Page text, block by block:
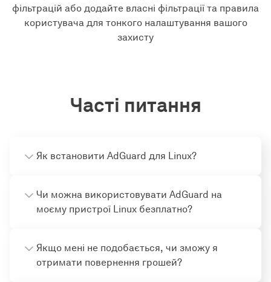
фільтрацій або додайте власні фільтрації та правила
користувача для тонкого налаштування вашого
захисту
Часті питання
Як встановити AdGuard для Linux?
Чи можна використовувати AdGuard на
моєму пристрої Linux безплатно?
Якщо мені не подобається, чи зможу я
отримати повернення грошей?